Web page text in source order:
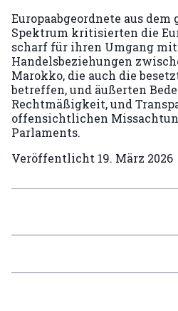
Europaabgeordnete aus
Spektrum kritisierten die
scharf für ihren Umgang mit
Handelsbeziehungen
Marokko, die auch die
betreffen, und äußerten
Rechtmäßigkeit, und
offensichtlichen
Parlaments.
Veröffentlicht 19. März 2026